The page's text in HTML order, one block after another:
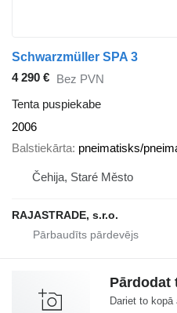
Schwarzmüller SPA 3
4 290 € Bez PVN
Tenta puspiekabe
2006
Balstiekārta pneimatisks/
Čehija, Staré Město
RAJASTRADE, s.r.o.
Pārdodat
Dariet to kopā